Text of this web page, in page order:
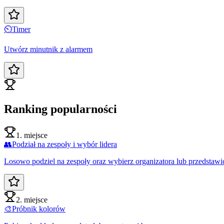
⏲️Timer
Utwórz minutnik z alarmem
Ranking popularności
1. miejsce
👥Podział na zespoły i wybór lidera
Losowo podziel na zespoły oraz wybierz organizatora lub
2. miejsce
🎨Próbnik kolorów